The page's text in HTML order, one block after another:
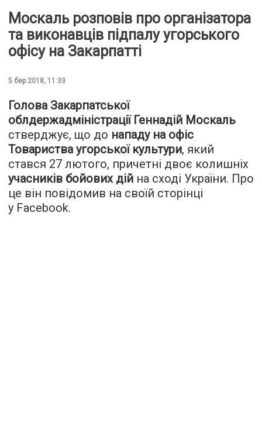
Москаль розповів про організатора
та виконавців підпалу угорського
офісу на Закарпатті
5 бер 2018, 11:33
Голова Закарпатської
облдержадміністрації Геннадій Москаль
стверджує, що до нападу на офіс
Товариства угорської культури, який
стався 27 лютого, причетні двоє колишніх
учасників бойових дій на сході України. Про
це він повідомив на своїй сторінці
у Facebook.